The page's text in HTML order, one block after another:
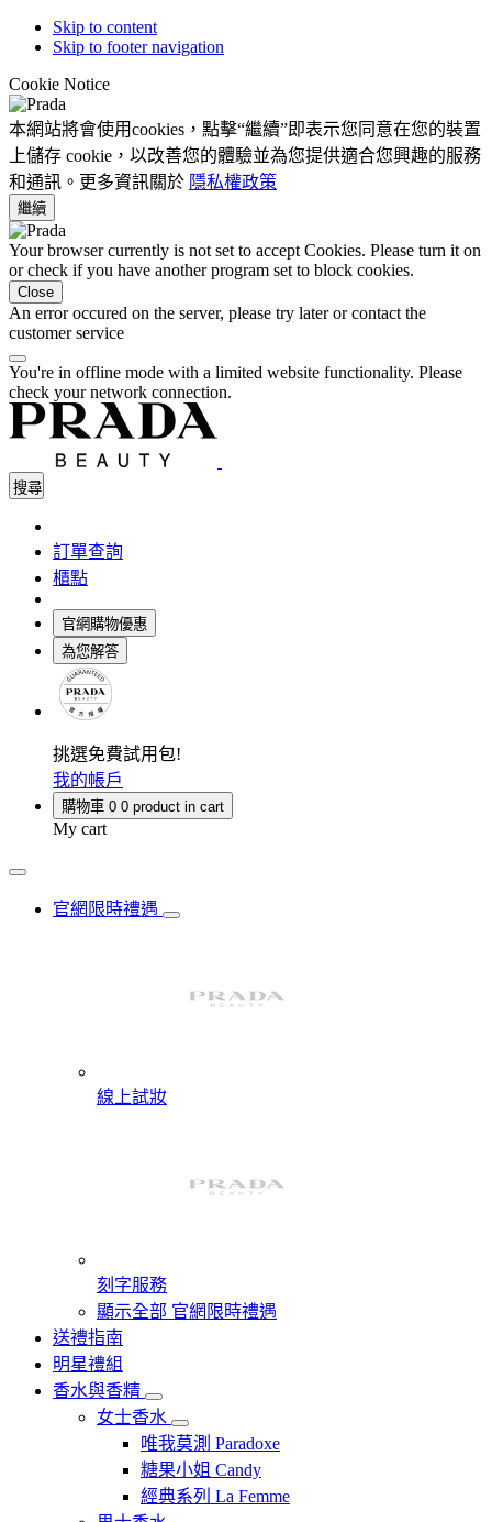
Skip to content
Skip to footer navigation
Cookie Notice
本網站將會使用cookies，點擊“繼續”即表示您同意在您的裝置
上儲存 cookie，以改善您的體驗並為您提供適合您興趣的服務
和通訊。更多資訊關於 隱私權政策
繼續
Your browser currently is not set to accept Cookies. Please turn it on
or check if you have another program set to block cookies.
Close
An error occured on the server, please try later or contact the
customer service
You're in offline mode with a limited website functionality. Please
check your network connection.
搜尋
訂單查詢
櫃點
官網購物優惠
為您解答
挑選免費試用包!
我的帳戶
購物車 0 0 product in cart
My cart
官網限時禮遇
線上試妝
刻字服務
顯示全部 官網限時禮遇
送禮指南
明星禮組
香水與香精
女士香水
唯我莫測 Paradoxe
糖果小姐 Candy
經典系列 La Femme